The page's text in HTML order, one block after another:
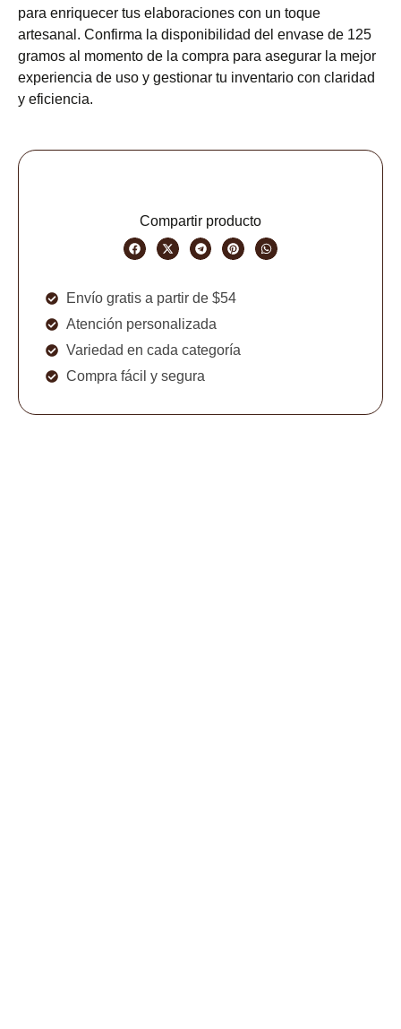
para enriquecer tus elaboraciones con un toque
artesanal. Confirma la disponibilidad del envase de 125
gramos al momento de la compra para asegurar la mejor
experiencia de uso y gestionar tu inventario con claridad
y eficiencia.
Compartir producto
Envío gratis a partir de $54
Atención personalizada
Variedad en cada categoría
Compra fácil y segura